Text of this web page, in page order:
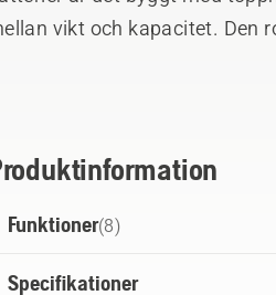
vikt och kapacitet. Den
Funktioner(8)
Specifikationer